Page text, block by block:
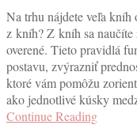
Na trhu nájdete veľa
z kníh? Z kníh sa
overené. Tieto pravidlá
postavu, zvýrazniť
ktoré vám pomôžu
ako jednotlivé kúsky
Continue Reading